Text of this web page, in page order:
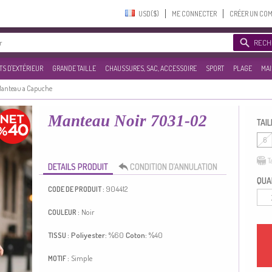
USD($)‎ ME CONNECTER CRÉER UN
D'EXTÉRIEUR GRANDE TAILLE CHAUSSURES, SAC, ACCESSOIRE SPORT PLAGE
a Capuche
Manteau Noir 7031-02
DETAILS PRODUIT CONDITION D’ANNULATION
CODE DE PRODUIT : 904412
COULEUR : Noir
TISSU : Poliyester: %60 Coton: %40
MOTIF : Simple
6